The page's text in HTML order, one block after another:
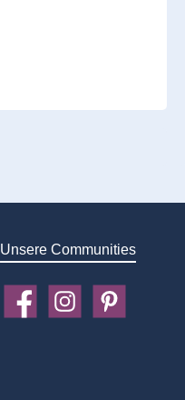
Unsere Communities
FacebookInstagramPinterest